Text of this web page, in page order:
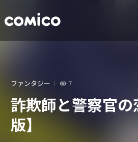
ファンタジー 7
詐欺師と警察官
版】